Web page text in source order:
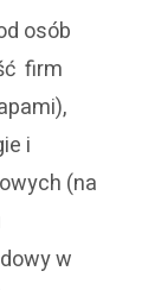
osób
firm
i
(na
w